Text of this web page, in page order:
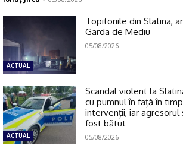
ACTUAL
Topitoriile din Slatina,
Garda de Mediu
05/08/2026
ACTUAL
Scandal violent la
cu pumnul în față în
intervenții, iar agresorul
fost bătut
05/08/2026